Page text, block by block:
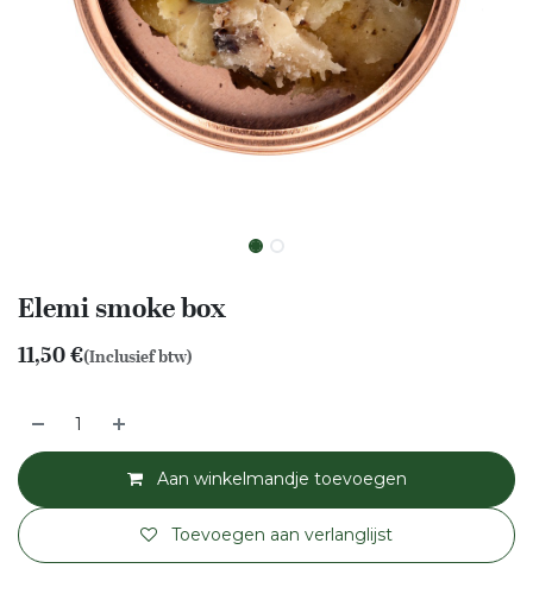
Elemi smoke box
11,50€(Inclusief btw)
Aan winkelmandje toevoegen
Toevoegen aan verlanglijst